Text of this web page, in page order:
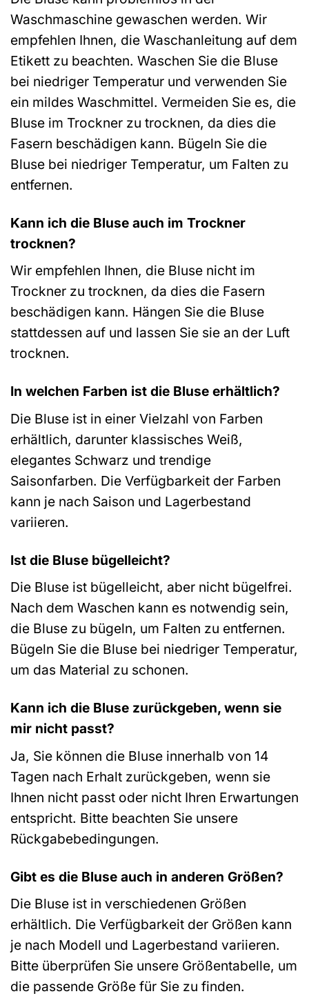
Waschmaschine gewaschen werden. Wir
empfehlen Ihnen, die Waschanleitung auf dem
Etikett zu beachten. Waschen Sie die Bluse
bei niedriger Temperatur und verwenden Sie
ein mildes Waschmittel. Vermeiden Sie es, die
Bluse im Trockner zu trocknen, da dies die
Fasern beschädigen kann. Bügeln Sie die
Bluse bei niedriger Temperatur, um Falten zu
entfernen.
Kann ich die Bluse auch im Trockner
trocknen?
Wir empfehlen Ihnen, die Bluse nicht im
Trockner zu trocknen, da dies die Fasern
beschädigen kann. Hängen Sie die Bluse
stattdessen auf und lassen Sie sie an der Luft
trocknen.
In welchen Farben ist die Bluse erhältlich?
Die Bluse ist in einer Vielzahl von Farben
erhältlich, darunter klassisches Weiß,
elegantes Schwarz und trendige
Saisonfarben. Die Verfügbarkeit der Farben
kann je nach Saison und Lagerbestand
variieren.
Ist die Bluse bügelleicht?
Die Bluse ist bügelleicht, aber nicht bügelfrei.
Nach dem Waschen kann es notwendig sein,
die Bluse zu bügeln, um Falten zu entfernen.
Bügeln Sie die Bluse bei niedriger Temperatur,
um das Material zu schonen.
Kann ich die Bluse zurückgeben, wenn sie
mir nicht passt?
Ja, Sie können die Bluse innerhalb von 14
Tagen nach Erhalt zurückgeben, wenn sie
Ihnen nicht passt oder nicht Ihren Erwartungen
entspricht. Bitte beachten Sie unsere
Rückgabebedingungen.
Gibt es die Bluse auch in anderen Größen?
Die Bluse ist in verschiedenen Größen
erhältlich. Die Verfügbarkeit der Größen kann
je nach Modell und Lagerbestand variieren.
Bitte überprüfen Sie unsere Größentabelle, um
die passende Größe für Sie zu finden.